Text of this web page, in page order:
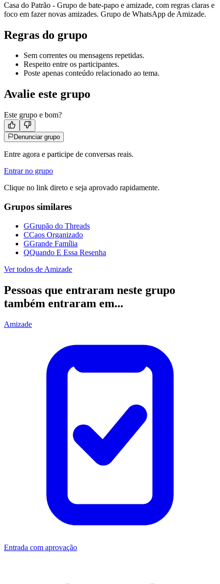
Casa do Patrão - Grupo de bate-papo e amizade, com regras claras e
foco em fazer novas amizades. Grupo de WhatsApp de Amizade.
Regras do grupo
Sem correntes ou mensagens repetidas.
Respeito entre os participantes.
Poste apenas conteúdo relacionado ao tema.
Avalie este grupo
Este grupo e bom?
Denunciar grupo
Entre agora e participe de conversas reais.
Entrar no grupo
Clique no link direto e seja aprovado rapidamente.
Grupos similares
GGrupão do Threads
CCaos Organizado
GGrande Família
QQuando E Essa Resenha
Ver todos de Amizade
Pessoas que entraram neste grupo
também entraram em...
Amizade
Entrada com aprovação